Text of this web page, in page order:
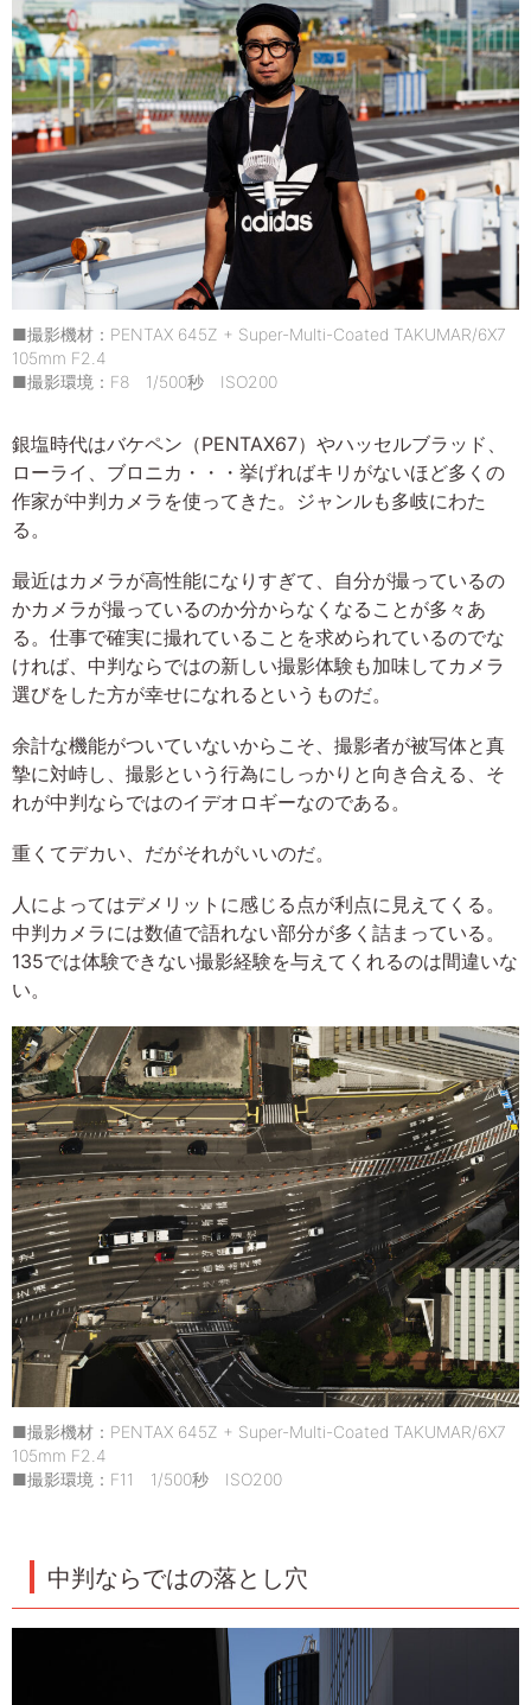
■撮影機材：PENTAX 645Z + Super-Multi-Coated TAKUMAR/6X7
105mm F2.4
■撮影環境：F8 1/500秒 ISO200
銀塩時代はバケペン（PENTAX67）やハッセルブラッド、
ローライ、ブロニカ・・・挙げればキリがないほど多くの
作家が中判カメラを使ってきた。ジャンルも多岐にわた
る。
最近はカメラが高性能になりすぎて、自分が撮っているの
かカメラが撮っているのか分からなくなることが多々あ
る。仕事で確実に撮れていることを求められているのでな
ければ、中判ならではの新しい撮影体験も加味してカメラ
選びをした方が幸せになれるというものだ。
余計な機能がついていないからこそ、撮影者が被写体と真
摯に対峙し、撮影という行為にしっかりと向き合える、そ
れが中判ならではのイデオロギーなのである。
重くてデカい、だがそれがいいのだ。
人によってはデメリットに感じる点が利点に見えてくる。
中判カメラには数値で語れない部分が多く詰まっている。
135では体験できない撮影経験を与えてくれるのは間違いな
い。
■撮影機材：PENTAX 645Z + Super-Multi-Coated TAKUMAR/6X7
105mm F2.4
■撮影環境：F11 1/500秒 ISO200
中判ならではの落とし穴